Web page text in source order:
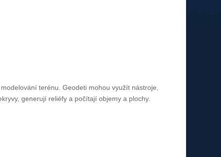
terénu. Geodeti mohou využít nástroje,
generují reliéfy a počítají objemy a plochy.